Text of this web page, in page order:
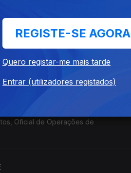
interferências no setor da
e comentador Antena1.
Oficial de Operações de
REGISTE-SE AGORA
Quero registar-me mais tarde
Entrar (utilizadores registados)